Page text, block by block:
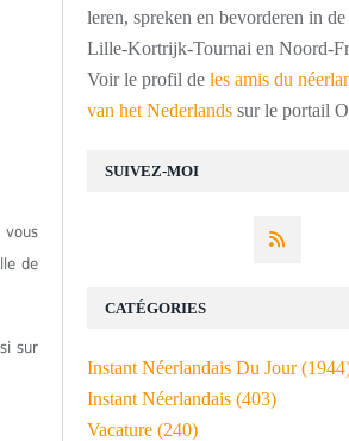
de
sur
SUIVEZ-MOI
leren, spreken en bevorderen in
Lille-Kortrijk-Tournai en Noord-
Voir le profil de les amis du
van het Nederlands sur le portail
CATÉGORIES
Instant Néerlandais Du Jour
Instant Néerlandais (403)
Vacature (240)